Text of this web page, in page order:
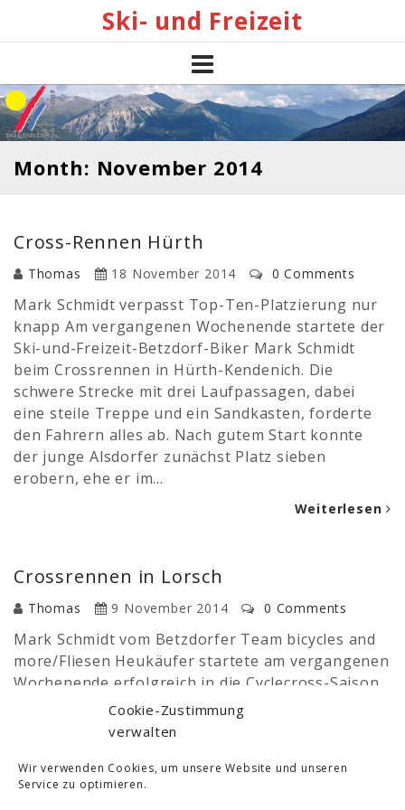
Cookie-Zustimmung
verwalten
Wir verwenden Cookies, um unsere Website und unseren
Service zu optimieren.
Ski- und Freizeit
Month: November 2014
Cross-Rennen Hürth
Thomas 18 November 2014 0 Comments
Mark Schmidt verpasst Top-Ten-Platzierung nur
knapp Am vergangenen Wochenende startete der
Ski-und-Freizeit-Betzdorf-Biker Mark Schmidt
beim Crossrennen in Hürth-Kendenich. Die
schwere Strecke mit drei Laufpassagen, dabei
eine steile Treppe und ein Sandkasten, forderte
den Fahrern alles ab. Nach gutem Start konnte
der junge Alsdorfer zunächst Platz sieben
erobern, ehe er im…
Weiterlesen
Crossrennen in Lorsch
Thomas 9 November 2014 0 Comments
Mark Schmidt vom Betzdorfer Team bicycles and
more/Fliesen Heukäufer startete am vergangenen
Wochenende erfolgreich in die Cyclecross-Saison.
Beim internationalen Rennen auf der
aufgeweichten und schweren Strecke rund um das
fünfundzwanzigjährige Alsdorfer gemeinsam mit
sechzig Konkurrenten am Start. Aus der ersten